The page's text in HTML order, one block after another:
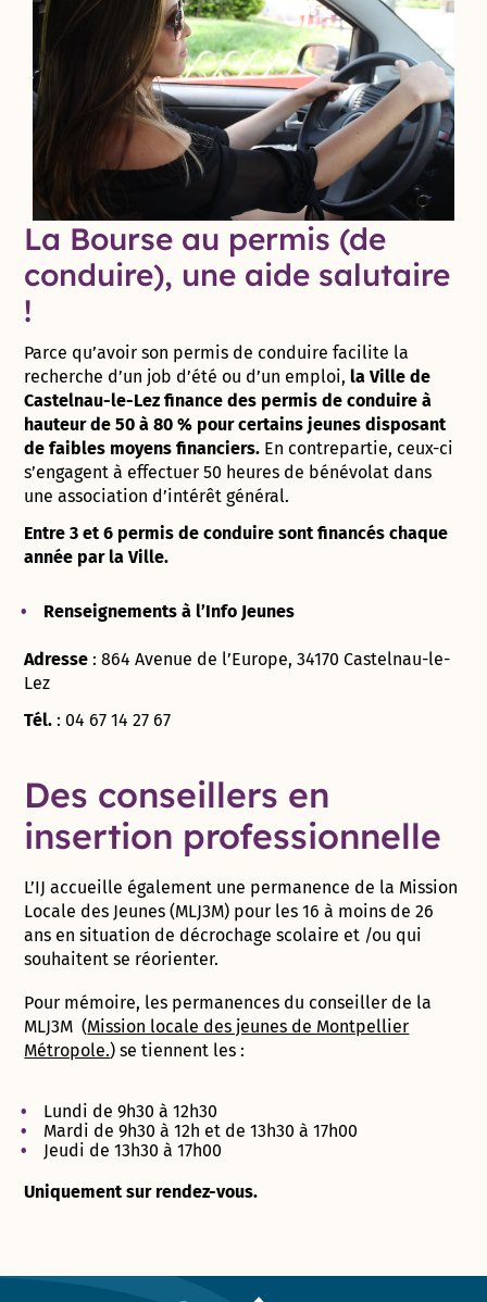
La Bourse au permis (de
conduire), une aide salutaire
!
Parce qu’avoir son permis de conduire facilite la
recherche d’un job d’été ou d’un emploi,la Ville de
Castelnau-le-Lez finance des permis de conduire à
hauteur de 50 à 80 % pour certains jeunes disposant
de faibles moyens financiers. En contrepartie, ceux-ci
s’engagent à effectuer 50 heures de bénévolat dans
une association d’intérêt général.
Entre 3 et 6 permis de conduire sont financés chaque
année par la Ville.
Renseignements à l’Info Jeunes
Adresse :864 Avenue de l’Europe, 34170 Castelnau-le-
Lez
Tél. :04 67 14 27 67
Des conseillers en
insertion professionnelle
L’IJ accueille également une permanence de la Mission
Locale des Jeunes (MLJ3M) pour les 16 à moins de 26
ans en situation de décrochage scolaire et /ou qui
souhaitent se réorienter.
Pour mémoire, les permanences du conseiller de la
MLJ3M (Mission locale des jeunes de Montpellier
Métropole.) se tiennent les :
Lundi de 9h30 à 12h30
Mardi de 9h30 à 12h et de 13h30 à 17h00
Jeudi de 13h30 à 17h00
Uniquement sur rendez-vous.